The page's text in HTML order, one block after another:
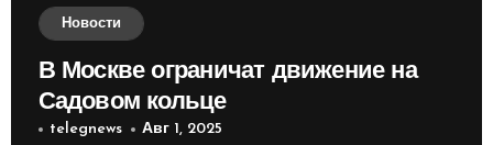
Новости
В Москве ограничат движение на
Садовом кольце
telegnews Авг 1, 2025